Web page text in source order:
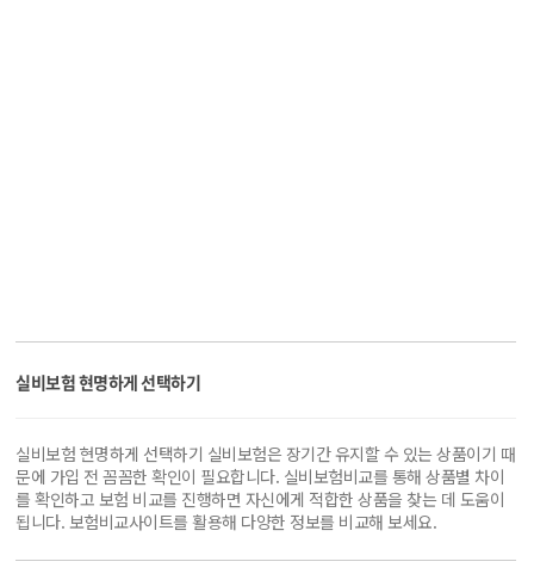
실비보험 현명하게 선택하기
실비보험 현명하게 선택하기 실비보험은 장기간 유지할 수 있는 상품이기 때
문에 가입 전 꼼꼼한 확인이 필요합니다. 실비보험비교를 통해 상품별 차이
를 확인하고 보험 비교를 진행하면 자신에게 적합한 상품을 찾는 데 도움이
됩니다. 보험비교사이트를 활용해 다양한 정보를 비교해 보세요.